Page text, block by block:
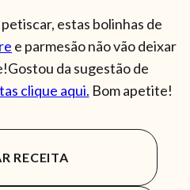
estas bolinhas de
e parmesão não vão deixar
da sugestão de
clique aqui. Bom apetite!
RECEITA